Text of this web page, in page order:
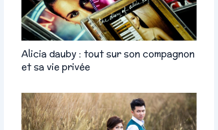
Alicia dauby : tout sur son compagnon
et sa vie privée